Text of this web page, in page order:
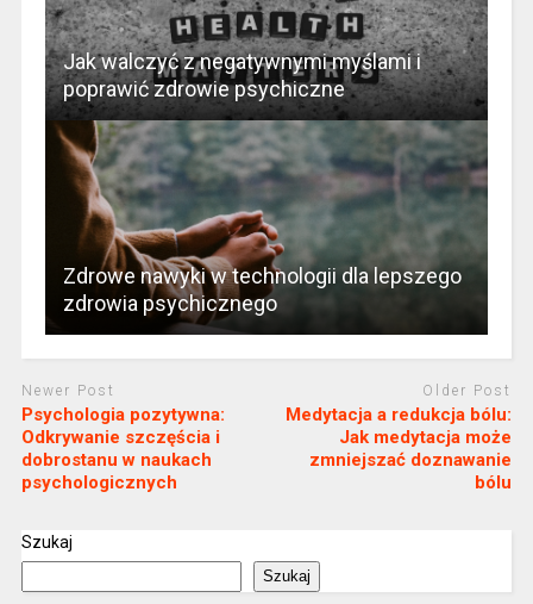
Jak walczyć z negatywnymi myślami i
poprawić zdrowie psychiczne
Zdrowe nawyki w technologii dla lepszego
zdrowia psychicznego
Newer Post
Psychologia pozytywna:
Odkrywanie szczęścia i
dobrostanu w naukach
psychologicznych
Older Post
Medytacja a redukcja bólu:
Jak medytacja może
zmniejszać doznawanie
bólu
Szukaj
Szukaj